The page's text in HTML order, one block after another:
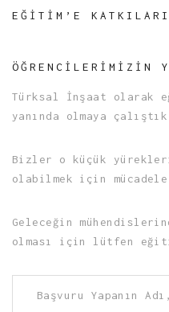
EĞITIM’E
ÖĞRENCILERIMIZIN
Türksal İnşaat olarak
yanında olmaya
Bizler o küçük
olabilmek için
Geleceğin
olması için lütfen